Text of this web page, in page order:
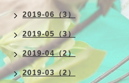
2019-06（3）
2019-05（3）
2019-04（2）
2019-03（2）